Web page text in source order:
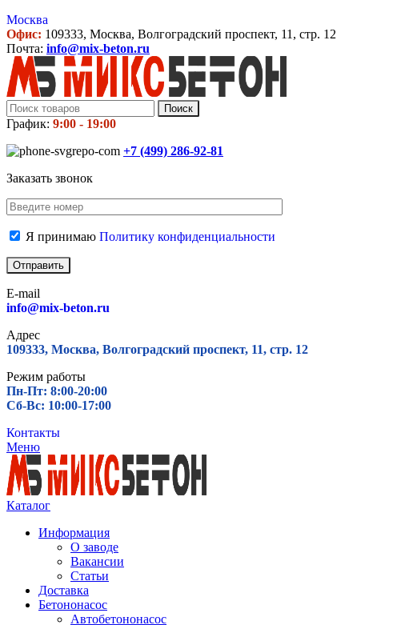
Москва
Офис: 109333, Москва, Волгоградский проспект, 11, стр. 12
Почта: info@mix-beton.ru
Поиск
График: 9:00 - 19:00
+7 (499) 286-92-81
Заказать звонок
Я принимаю Политику конфиденциальности
E-mail
info@mix-beton.ru
Адрес
109333, Москва, Волгоградский проспект, 11, стр. 12
Режим работы
Пн-Пт: 8:00-20:00
Сб-Вс: 10:00-17:00
Контакты
Меню
Каталог
Информация
О заводе
Вакансии
Статьи
Доставка
Бетононасос
Автобетононасос